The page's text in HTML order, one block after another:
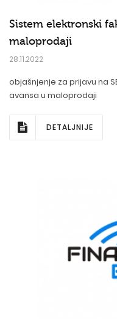
Sistem elektronski
maloprodaji
28.11.2022
objašnjenje za prijavu na
avansa u maloprodaji
DETALJNIJE